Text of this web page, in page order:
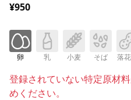
¥950
卵 乳 小麦 そば 落
登録されていない特定原材
めください。